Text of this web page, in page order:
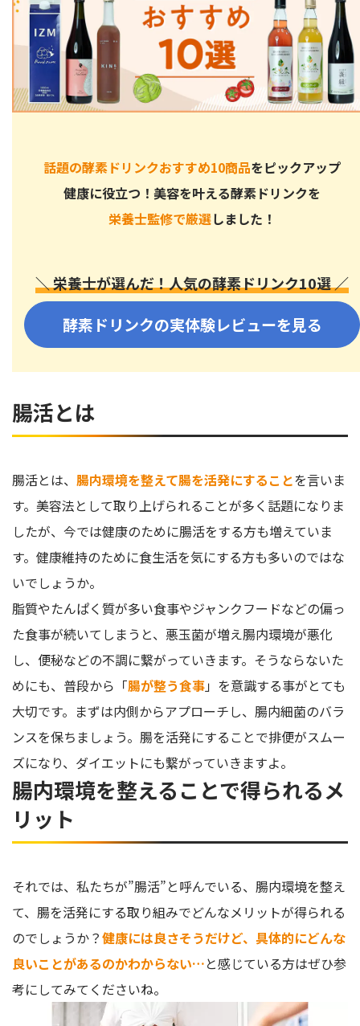
話題の酵素ドリンクおすすめ10商品をピックアップ
健康に役立つ！美容を叶える酵素ドリンクを
栄養士監修で厳選しました！
＼ 栄養士が選んだ！人気の酵素ドリンク10選 ／
酵素ドリンクの実体験レビューを見る
腸活とは
腸活とは、 腸内環境を整えて腸を活発にすることを言いま
す。美容法として取り上げられることが多く話題になりま
したが、今では健康のために腸活をする方も増えていま
す。健康維持のために食生活を気にする方も多いのではな
いでしょうか。
脂質やたんぱく質が多い食事やジャンクフードなどの偏っ
た食事が続いてしまうと、悪玉菌が増え腸内環境が悪化
し、便秘などの不調に繋がっていきます。そうならないた
めにも、普段から「腸が整う食事」を意識する事がとても
大切です。まずは内側からアプローチし、腸内細菌のバラ
ンスを保ちましょう。腸を活発にすることで排便がスムー
ズになり、ダイエットにも繋がっていきますよ。
腸内環境を整えることで得られるメ
リット
それでは、私たちが”腸活”と呼んでいる、腸内環境を整え
て、腸を活発にする取り組みでどんなメリットが得られる
のでしょうか？健康には良さそうだけど、具体的にどんな
良いことがあるのかわからない…と感じている方はぜひ参
考にしてみてくださいね。